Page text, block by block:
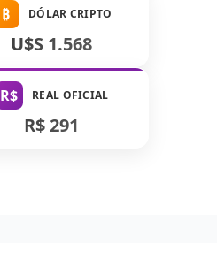
₿ DÓLAR CRIPTO
U$S 1.568
R$ REAL OFICIAL
R$ 291